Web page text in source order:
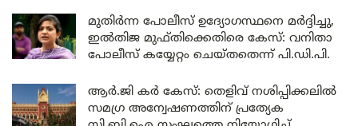
മുതിർന്ന പോലീസ് ഉദ്യോഗസ്ഥനെ മർദ്ദിച്ചു,
ഇൽതിജ മുഫ്തിക്കെതിരെ കേസ്: വനിതാ
പോലീസ് കയ്യേറ്റം ചെയ്തതെന്ന് പി.ഡി.പി.
ആർ.ജി കർ കേസ്: തെളിവ് നശിപ്പിക്കലിൽ
സമഗ്ര അന്വേഷണത്തിന് പ്രത്യേക